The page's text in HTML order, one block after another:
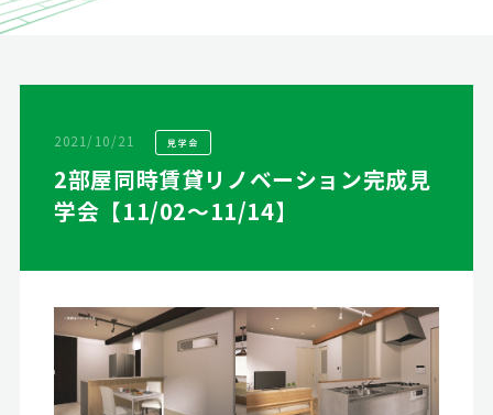
2021/10/21 見学会
2部屋同時賃貸リノベーション完成見
学会【11/02～11/14】